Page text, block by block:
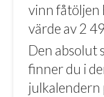
vinn fåtöljen
värde av 2
Den absolut
finner du i
julkalendern